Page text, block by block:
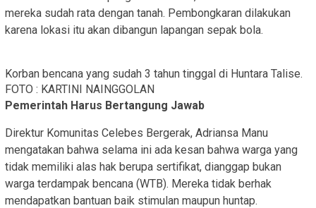
mereka sudah rata dengan tanah. Pembongkaran dilakukan
karena lokasi itu akan dibangun lapangan sepak bola.
Korban bencana yang sudah 3 tahun tinggal di Huntara Talise.
FOTO : KARTINI NAINGGOLAN
Pemerintah Harus Bertangung Jawab
Direktur Komunitas Celebes Bergerak, Adriansa Manu
mengatakan bahwa selama ini ada kesan bahwa warga yang
tidak memiliki alas hak berupa sertifikat, dianggap bukan
warga terdampak bencana (WTB). Mereka tidak berhak
mendapatkan bantuan baik stimulan maupun huntap.